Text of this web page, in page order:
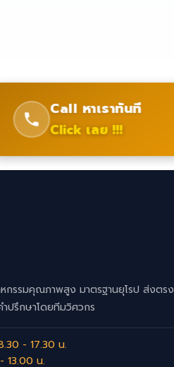
Call หาเราทันที
Click เลย !!!
กรรมคุณภาพสูง มาตรฐานยุโรป ส่งตรง
ำปรึกษาโดยทีมวิศวกร
- 17.30 น.
13.00 น.